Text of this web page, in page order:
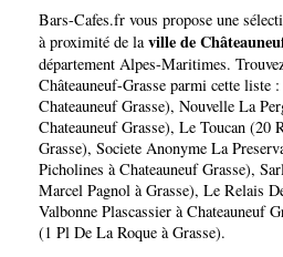
Bars-Cafes.fr vous propose une
à proximité de laville de
département Alpes-Maritimes.
Châteauneuf-Grasse parmi cette liste :
Chateauneuf Grasse), Nouvelle La
Chateauneuf Grasse), Le Toucan (20
Grasse), Societe Anonyme La
Picholines à Chateauneuf Grasse),
Marcel Pagnol à Grasse), Le Relais
Valbonne Plascassier à Chateauneuf
(1 Pl De La Roque à Grasse).